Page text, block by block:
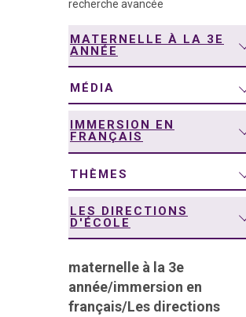
recherche avancée
MATERNELLE À LA 3E
ANNÉE
MÉDIA
IMMERSION EN
FRANÇAIS
THÈMES
LES DIRECTIONS
D'ÉCOLE
maternelle à la 3e
année/immersion en
français/Les directions